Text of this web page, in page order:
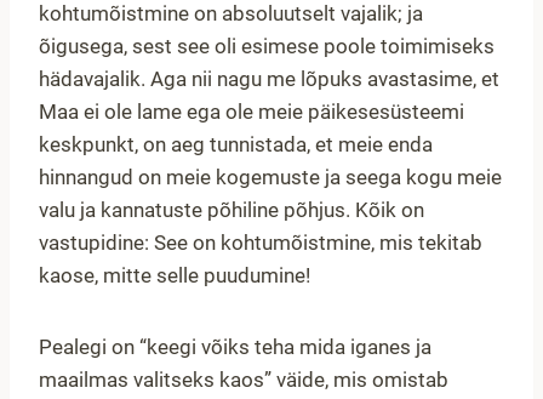
kohtumõistmine on absoluutselt vajalik; ja
õigusega, sest see oli esimese poole toimimiseks
hädavajalik. Aga nii nagu me lõpuks avastasime, et
Maa ei ole lame ega ole meie päikesesüsteemi
keskpunkt, on aeg tunnistada, et meie enda
hinnangud on meie kogemuste ja seega kogu meie
valu ja kannatuste põhiline põhjus. Kõik on
vastupidine: See on kohtumõistmine, mis tekitab
kaose, mitte selle puudumine!
Pealegi on “keegi võiks teha mida iganes ja
maailmas valitseks kaos” väide, mis omistab